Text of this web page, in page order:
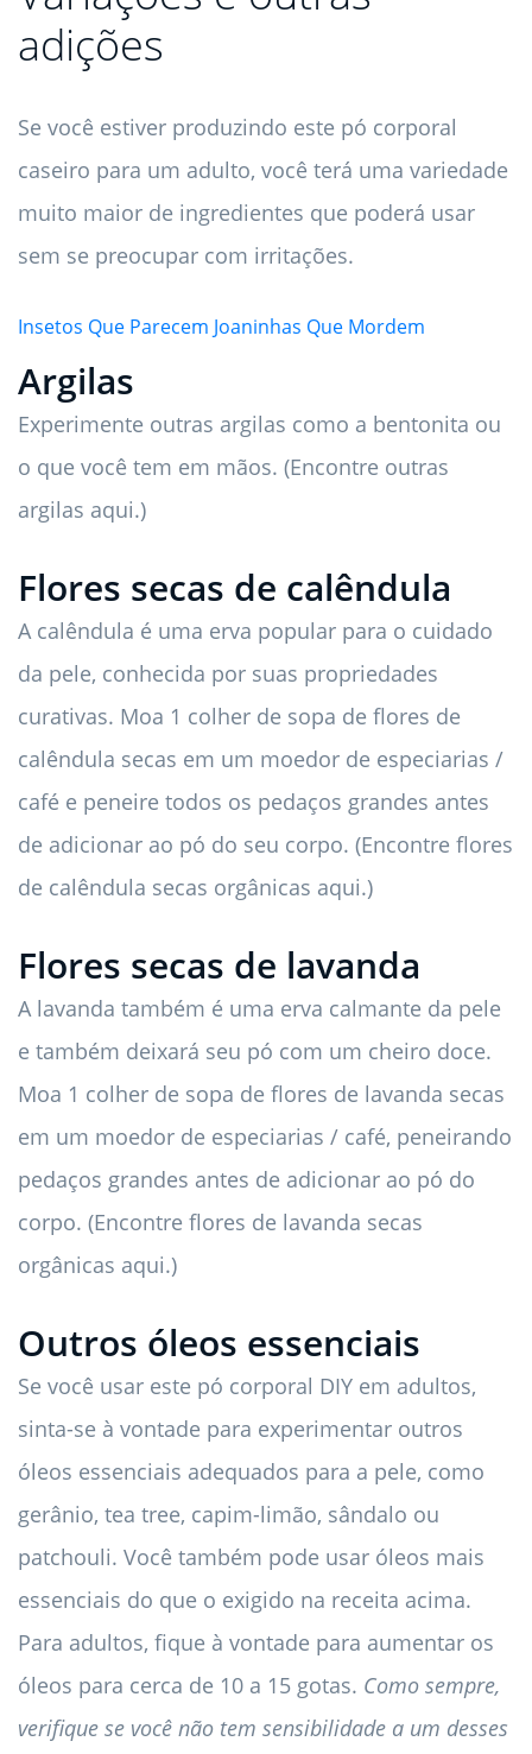
adições
Se você estiver produzindo este pó corporal
caseiro para um adulto, você terá uma variedade
muito maior de ingredientes que poderá usar
sem se preocupar com irritações.
Insetos Que Parecem Joaninhas Que Mordem
Argilas
Experimente outras argilas como a bentonita ou
o que você tem em mãos. (Encontre outras
argilas aqui.)
Flores secas de calêndula
A calêndula é uma erva popular para o cuidado
da pele, conhecida por suas propriedades
curativas. Moa 1 colher de sopa de flores de
calêndula secas em um moedor de especiarias /
café e peneire todos os pedaços grandes antes
de adicionar ao pó do seu corpo. (Encontre flores
de calêndula secas orgânicas aqui.)
Flores secas de lavanda
A lavanda também é uma erva calmante da pele
e também deixará seu pó com um cheiro doce.
Moa 1 colher de sopa de flores de lavanda secas
em um moedor de especiarias / café, peneirando
pedaços grandes antes de adicionar ao pó do
corpo. (Encontre flores de lavanda secas
orgânicas aqui.)
Outros óleos essenciais
Se você usar este pó corporal DIY em adultos,
sinta-se à vontade para experimentar outros
óleos essenciais adequados para a pele, como
gerânio, tea tree, capim-limão, sândalo ou
patchouli. Você também pode usar óleos mais
essenciais do que o exigido na receita acima.
Para adultos, fique à vontade para aumentar os
óleos para cerca de 10 a 15 gotas. Como sempre,
verifique se você não tem sensibilidade a um desses